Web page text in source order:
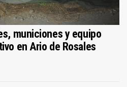
municiones y equipo
en Ario de Rosales